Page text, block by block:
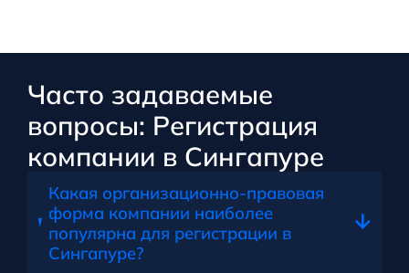
Часто задаваемые
вопросы: Регистрация
компании в Сингапуре
Какая организационно-правовая
форма компании наиболее
популярна для регистрации в
Сингапуре?